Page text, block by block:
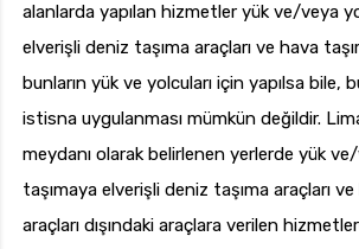
alanlarda yapılan hizmetler yük ve/veya
elverişli deniz taşıma araçları ve hava
bunların yük ve yolcuları için yapılsa bile,
istisna uygulanması mümkün değildir.
meydanı olarak belirlenen yerlerde yük
taşımaya elverişli deniz taşıma araçları
araçları dışındaki araçlara verilen